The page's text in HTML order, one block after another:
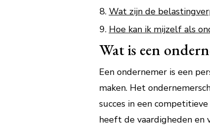
Wat zijn de
Hoe kan ik mijzelf als
Wat is een
Een ondernemer is een
maken. Het
succes in een
heeft de vaardigheden en